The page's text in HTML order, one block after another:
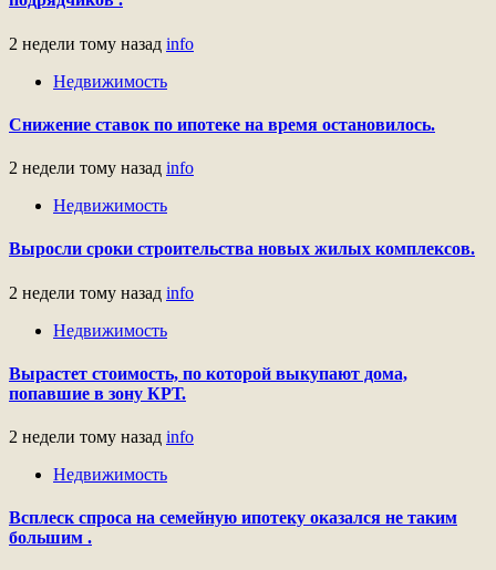
2 недели тому назад info
Недвижимость
Снижение ставок по ипотеке на время остановилось.
2 недели тому назад info
Недвижимость
Выросли сроки строительства новых жилых комплексов.
2 недели тому назад info
Недвижимость
Вырастет стоимость, по которой выкупают дома,
попавшие в зону КРТ.
2 недели тому назад info
Недвижимость
Всплеск спроса на семейную ипотеку оказался не таким
большим .